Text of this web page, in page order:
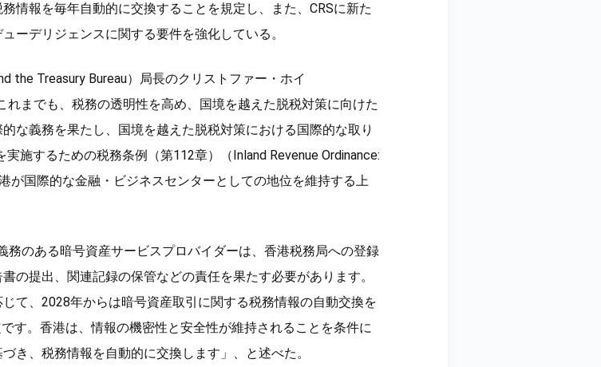
情報を毎年自動的に交換することを規定し、また、CRSに新た
ーデリジェンスに関する要件を強化している。
the Treasury Bureau）局長のクリストファー・ホイ
れまでも、税務の透明性を高め、国境を越えた脱税対策に向けた
な義務を果たし、国境を越えた脱税対策における国際的な取り
施するための税務条例（第112章）（Inland Revenue Ordinance:
が国際的な金融・ビジネスセンターとしての地位を維持する上
務のある暗号資産サービスプロバイダーは、香港税務局への登録
の提出、関連記録の保管などの責任を果たす必要があります。
て、2028年からは暗号資産取引に関する税務情報の自動交換を
す。香港は、情報の機密性と安全性が維持されることを条件に
き、税務情報を自動的に交換します」、と述べた。